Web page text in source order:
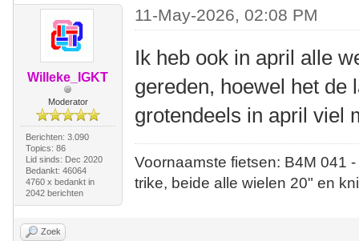
Willeke_IGKT
Moderator
Berichten: 3.090
Topics: 86
Lid sinds: Dec 2020
Bedankt: 46064
4760 x bedankt in
2042 berichten
11-May-2026, 02:08 PM
Ik heb ook in april alle
gereden, hoewel het de
grotendeels in april viel
Voornaamste fietsen: B4M
trike, beide alle wielen 20" en
Zoek